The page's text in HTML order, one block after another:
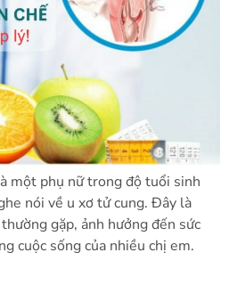
một phụ nữ trong độ tuổi sinh
nói về u xơ tử cung. Đây là
gặp, ảnh hưởng đến sức
cuộc sống của nhiều chị em.